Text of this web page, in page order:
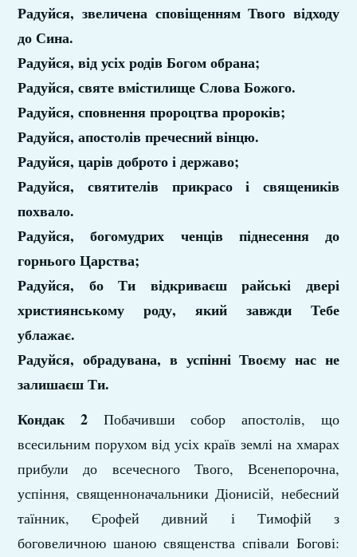
Радуйся, звеличена сповіщенням Твого відходу
до Сина.
Радуйся, від усіх родів Богом обрана;
Радуйся, святе вмістилище Слова Божого.
Радуйся, сповнення пророцтва пророків;
Радуйся, апостолів пречесний вінцю.
Радуйся, царів доброто і державо;
Радуйся, святителів прикрасо і священиків
похвало.
Радуйся, богомудрих ченців піднесення до
горнього Царства;
Радуйся, бо Ти відкриваєш райські двері
християнському роду, який завжди Тебе
ублажає.
Радуйся, обрадувана, в успінні Твоєму нас не
залишаєш Ти.
Кондак 2 Побачивши собор апостолів, що
всесильним порухом від усіх країв землі на хмарах
прибули до всечесного Твого, Всенепорочна,
успіння, священноначальники Діонисій, небесний
таїнник, Єрофей дивний і Тимофій з
боговеличною шаною священства співали Богові: